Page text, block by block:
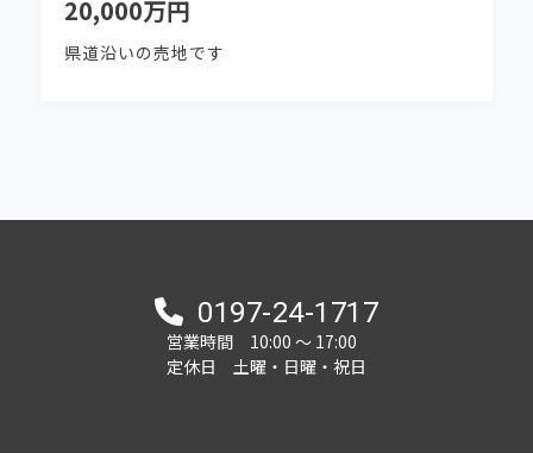
2025-08-26
★区画7価格改定しました★ 真城字北塩加羅宅
2025-07-28
奥州市前沢竹沢 区画3 ご予約いただきました
20,000万円
県道沿いの売地です
0197-24-1717
営業時間 10:00 ～ 17:00
定休日 土曜・日曜・祝日